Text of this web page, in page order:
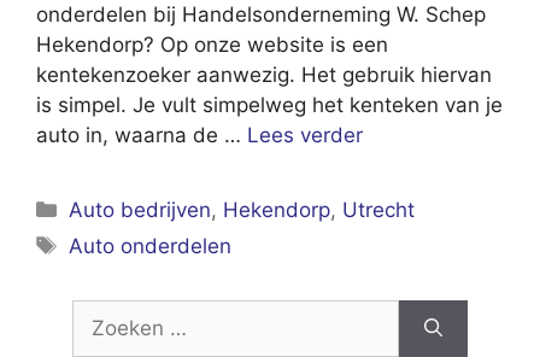
onderdelen bij Handelsonderneming W. Schep
Hekendorp? Op onze website is een
kentekenzoeker aanwezig. Het gebruik hiervan
is simpel. Je vult simpelweg het kenteken van je
auto in, waarna de … Lees verder
Categorieën
Auto bedrijven, Hekendorp, Utrecht
Tags
Auto onderdelen
naar: